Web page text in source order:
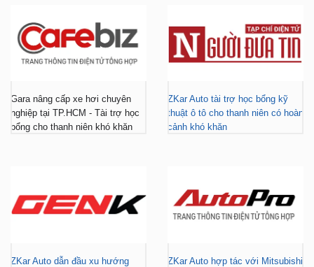
Gara nâng cấp xe hơi chuyên
nghiệp tại TP.HCM - Tài trợ học
bổng cho thanh niên khó khăn
ZKar Auto tài trợ học bổng kỹ
thuật ô tô cho thanh niên có hoàn
cảnh khó khăn
ZKar Auto dẫn đầu xu hướng
ZKar Auto hợp tác với Mitsubishi